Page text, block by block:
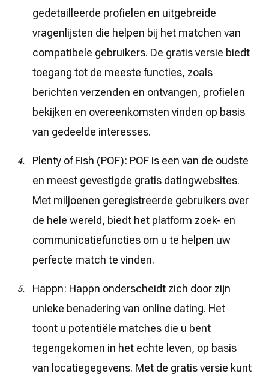
gedetailleerde profielen en uitgebreide
vragenlijsten die helpen bij het matchen van
compatibele gebruikers. De gratis versie biedt
toegang tot de meeste functies, zoals
berichten verzenden en ontvangen, profielen
bekijken en overeenkomsten vinden op basis
van gedeelde interesses.
Plenty of Fish (POF): POF is een van de oudste
en meest gevestigde gratis datingwebsites.
Met miljoenen geregistreerde gebruikers over
de hele wereld, biedt het platform zoek- en
communicatiefuncties om u te helpen uw
perfecte match te vinden.
Happn: Happn onderscheidt zich door zijn
unieke benadering van online dating. Het
toont u potentiële matches die u bent
tegengekomen in het echte leven, op basis
van locatiegegevens. Met de gratis versie kunt